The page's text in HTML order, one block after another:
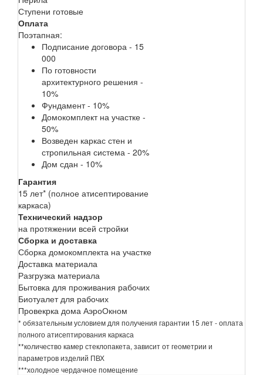
Ступени готовые
Оплата
Поэтапная:
Подписание договора - 15
000
По готовности
архитектурного решения -
10%
Фундамент - 10%
Домокомплект на участке -
50%
Возведен каркас стен и
стропильная система - 20%
Дом сдан - 10%
Гарантия
15 лет* (полное атисептирование
каркаса)
Технический надзор
на протяжении всей стройки
Сборка и доставка
Сборка домокомплекта на участке
Доставка материала
Разгрузка материала
Бытовка для проживания рабочих
Биотуалет для рабочих
Провекрка дома АэроОкном
* обязательным условием для получения гарантии 15 лет - оплата
полного атисептирования каркаса
**количество камер стеклопакета, зависит от геометрии и
параметров изделий ПВХ
***холодное чердачное помещение